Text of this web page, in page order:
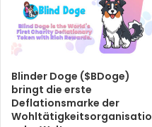
Blinder Doge ($BDoge)
bringt die erste
Deflationsmarke der
Wohltätigkeitsorganisatio